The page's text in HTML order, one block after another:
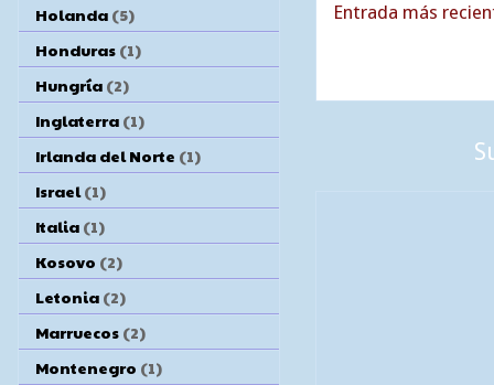
Entrada más
Holanda (5)
Honduras (1)
Hungría (2)
Inglaterra (1)
Irlanda del Norte (1)
Israel (1)
Italia (1)
Kosovo (2)
Letonia (2)
Marruecos (2)
Montenegro (1)